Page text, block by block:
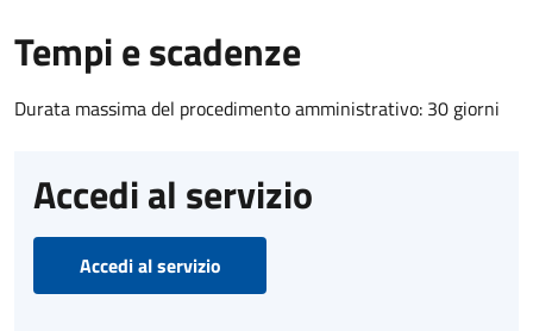
Tempi e scadenze
Durata massima del procedimento amministrativo: 30 giorni
Accedi al servizio
Accedi al servizio